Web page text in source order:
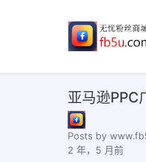
亚马逊
Posts by
2 年，5 月前